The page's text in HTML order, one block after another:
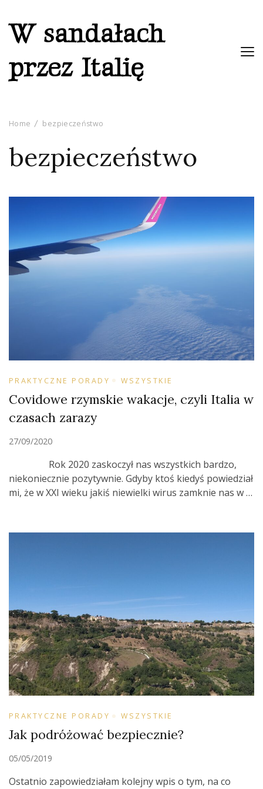
W sandałach
przez Italię
Home bezpieczeństwo
bezpieczeństwo
PRAKTYCZNE PORADY WSZYSTKIE
Covidowe rzymskie wakacje, czyli Italia w
czasach zarazy
27/09/2020
Rok 2020 zaskoczył nas wszystkich bardzo,
niekoniecznie pozytywnie. Gdyby ktoś kiedyś powiedział
mi, że w XXI wieku jakiś niewielki wirus zamknie nas w …
PRAKTYCZNE PORADY WSZYSTKIE
Jak podróżować bezpiecznie?
05/05/2019
Ostatnio zapowiedziałam kolejny wpis o tym, na co